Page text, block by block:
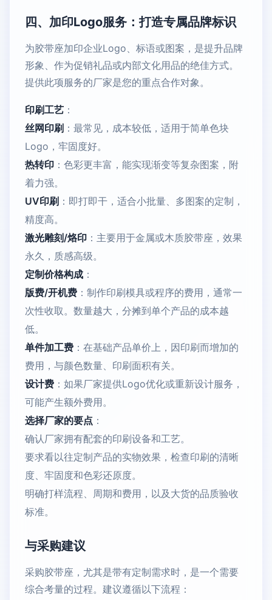
四、加印Logo服务：打造专属品牌标识
为胶带座加印企业Logo、标语或图案，是提升品牌
形象、作为促销礼品或内部文化用品的绝佳方式。
提供此项服务的厂家是您的重点合作对象。
印刷工艺 ：
丝网印刷 ：最常见，成本较低，适用于简单色块
Logo，牢固度好。
热转印 ：色彩更丰富，能实现渐变等复杂图案，附
着力强。
UV印刷 ：即打即干，适合小批量、多图案的定制，
精度高。
激光雕刻/烙印 ：主要用于金属或木质胶带座，效果
永久，质感高级。
定制价格构成 ：
版费/开机费 ：制作印刷模具或程序的费用，通常一
次性收取。数量越大，分摊到单个产品的成本越
低。
单件加工费 ：在基础产品单价上，因印刷而增加的
费用，与颜色数量、印刷面积有关。
设计费 ：如果厂家提供Logo优化或重新设计服务，
可能产生额外费用。
选择厂家的要点 ：
确认厂家拥有配套的印刷设备和工艺。
要求看以往定制产品的实物效果，检查印刷的清晰
度、牢固度和色彩还原度。
明确打样流程、周期和费用，以及大货的品质验收
标准。
与采购建议
采购胶带座，尤其是带有定制需求时，是一个需要
综合考量的过程。建议遵循以下流程：